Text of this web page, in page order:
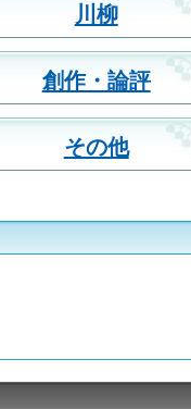
川柳
創作・論評
その他